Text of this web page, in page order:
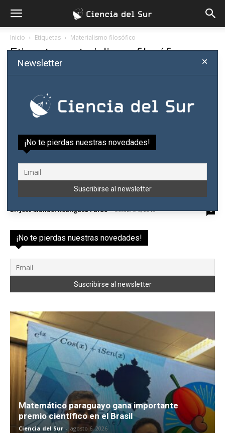
Inicio Etiquetas Materialismo filosófico
Etiqueta: materialismo filosófico
Metábasis: nace nueva revista de la
filosofía española
Dr. José Manuel Rodríguez Pardo - octubre 6, 2018 0
¡No te pierdas nuestras novedades!
Matemático paraguayo gana importante
premio científico en el Brasil
Ciencia del Sur - agosto 6, 2026
Newsletter
¡No te pierdas nuestras novedades!